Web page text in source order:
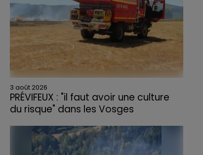
3 août 2026
PRÉVIFEUX : "il faut avoir une culture
du risque" dans les Vosges